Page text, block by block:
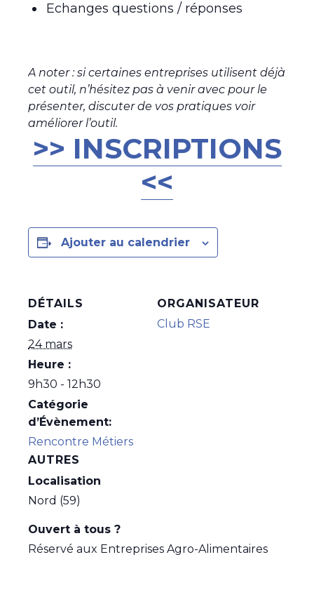
Echanges questions / réponses
A noter : si certaines entreprises utilisent déjà
cet outil, n’hésitez pas à venir avec pour le
présenter, discuter de vos pratiques voir
améliorer l’outil.
>> INSCRIPTIONS
<<
Ajouter au calendrier
DÉTAILS
Date :
24 mars
Heure :
9h30 - 12h30
Catégorie
d’Évènement:
Rencontre Métiers
ORGANISATEUR
Club RSE
AUTRES
Localisation
Nord (59)
Ouvert à tous ?
Réservé aux Entreprises Agro-Alimentaires